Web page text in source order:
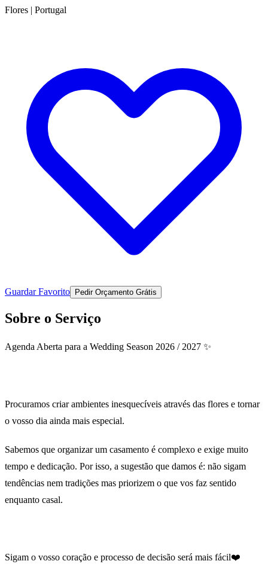
Flores | Portugal
Guardar Favorito Pedir Orçamento Grátis
Sobre o Serviço
Agenda Aberta para a Wedding Season 2026 / 2027 ✨
Procuramos criar ambientes inesquecíveis através das flores e tornar
o vosso dia ainda mais especial.
Sabemos que organizar um casamento é complexo e exige muito
tempo e dedicação. Por isso, a sugestão que damos é: não sigam
tendências nem tradições mas priorizem o que vos faz sentido
enquanto casal.
Sigam o vosso coração e processo de decisão será mais fácil❤️